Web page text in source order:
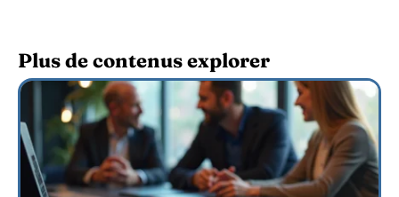
Plus de contenus explorer